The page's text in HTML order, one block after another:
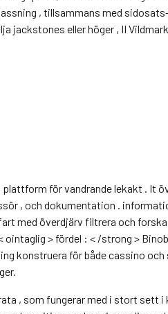
, tillsammans med
jackstones eller höger , II
för vandrande lekakt . It
, och dokumentation .
med överdjärv filtrera och
> fördel : < /strong >
konstruera för både cassino
, som fungerar med i stort